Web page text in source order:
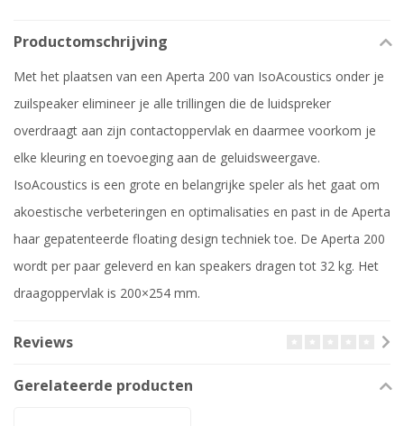
Productomschrijving
Met het plaatsen van een Aperta 200 van IsoAcoustics onder je
zuilspeaker elimineer je alle trillingen die de luidspreker
overdraagt aan zijn contactoppervlak en daarmee voorkom je
elke kleuring en toevoeging aan de geluidsweergave.
IsoAcoustics is een grote en belangrijke speler als het gaat om
akoestische verbeteringen en optimalisaties en past in de Aperta
haar gepatenteerde floating design techniek toe. De Aperta 200
wordt per paar geleverd en kan speakers dragen tot 32 kg. Het
draagoppervlak is 200×254 mm.
Reviews
Gerelateerde producten